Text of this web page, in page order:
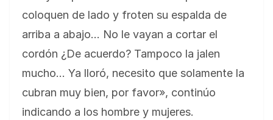
coloquen de lado y froten su espalda de
arriba a abajo… No le vayan a cortar el
cordón ¿De acuerdo? Tampoco la jalen
mucho… Ya lloró, necesito que solamente la
cubran muy bien, por favor», continúo
indicando a los hombre y mujeres.